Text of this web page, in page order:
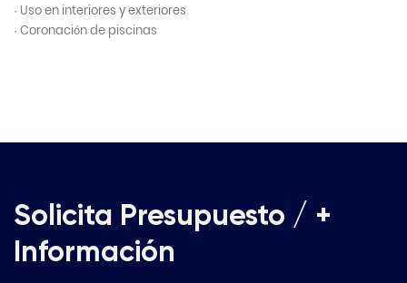
· Uso en interiores y exteriores
· Coronación de piscinas
Solicita Presupuesto / +
Información